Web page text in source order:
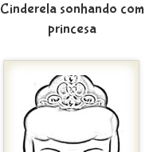
Cinderela sonhando com
princesa